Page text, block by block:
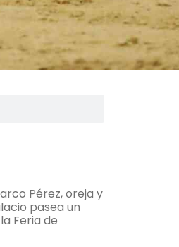
Pérez, oreja y
pasea un
Feria de